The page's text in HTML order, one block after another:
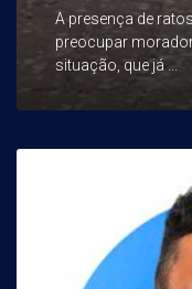
A presença de
preocupar
situação, que já ...